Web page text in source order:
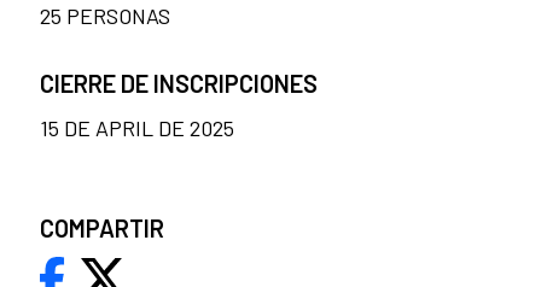
25 PERSONAS
CIERRE DE INSCRIPCIONES
15 DE APRIL DE 2025
COMPARTIR